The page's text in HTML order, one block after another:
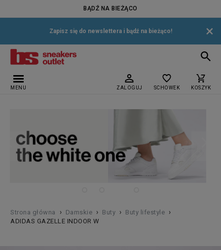
BĄDŹ NA BIEŻĄCO
Zapisz się do newslettera i bądź na bieżąco! ×
MENU ZALOGUJ SCHOWEK KOSZYK
Strona główna › Damskie › Buty › Buty lifestyle ›
ADIDAS GAZELLE INDOOR W